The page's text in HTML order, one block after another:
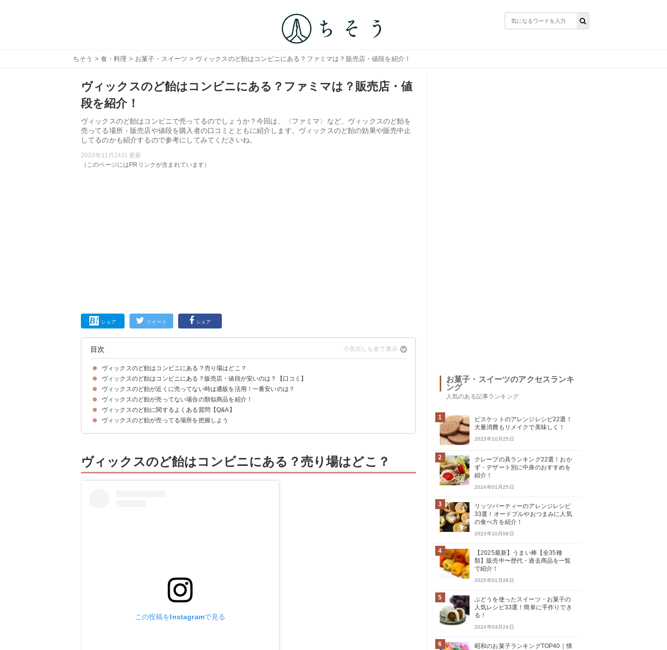
ちそう > 食・料理 > お菓子・スイーツ > ヴィックスのど飴はコンビニにある？ファミマは？販売店・値段を紹介！
ヴィックスのど飴はコンビニにある？ファミマは？販売店・値
段を紹介！
ヴィックスのど飴はコンビニで売ってるのでしょうか？今回は、〈ファミマ〉など、ヴィックスのど飴を
売ってる場所・販売店や値段を購入者の口コミとともに紹介します。ヴィックスのど飴の効果や販売中止
してるのかも紹介するので参考にしてみてくださいね。
2023年11月24日 更新
（このページにはPRリンクが含まれています）
シェア ツイート シェア
目次
ヴィックスのど飴はコンビニにある？売り場はどこ？
ヴィックスのど飴の売ってる場所・販売店の一覧
ヴィックスのど飴の売り場
ヴィックスのど飴はコンビニにある？販売店・値段が安いのは？【口コミ】
①ファミマ（値段不明）
②スーパー（値段不明）
③薬局（値段不明）
ヴィックスのど飴が近くに売ってない時は通販を活用！一番安いのは？
①楽天市場｜【6個セット】 ヴィックス のど飴プラス ハーバルミントパウダー 62g（1890円）
②Amazon｜ヴイックスのど飴プラス ハーバルミントパウダー 62g×6袋（1691円）
③Yahoo!ショッピング｜【6個セット】 ヴィックス のど飴プラス ハーバルミントパウダー 62g袋入り （1890円）
ヴィックスのど飴が売ってない場合の類似商品を紹介！
①ヴィックス メディケイテッド ドロップ（2200円）｜大正製薬
ヴィックスのど飴に関するよくある質問【Q&A】
ヴィックスのど飴の効果は？
ヴィックスのど飴は販売中止って本当？
ヴィックスのど飴が売ってる場所を把握しよう
ヴィックスのど飴はコンビニにある？売り場はどこ？
この投稿をInstagramで見る
お菓子・スイーツのアクセスランキ
ング
人気のある記事ランキング
1
ビスケットのアレンジレシピ22選！
大量消費もリメイクで美味しく！
2023年10月25日
2
クレープの具ランキング22選！おか
ず・デザート別に中身のおすすめを
紹介！
2024年01月25日
3
リッツパーティーのアレンジレシピ
33選！オードブルやおつまみに人気
の食べ方を紹介！
2023年10月08日
4
【2025最新】うまい棒【全35種
類】販売中〜歴代・過去商品を一覧
で紹介！
2025年01月28日
5
ぶどうを使ったスイーツ・お菓子の
人気レシピ33選！簡単に手作りでき
る！
2024年03月24日
6
昭和のお菓子ランキングTOP40｜懐